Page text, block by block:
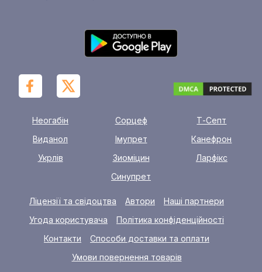
Неогабін Сорцеф
Т-Септ
Виданол
Імупрет
Канефрон
Укрлів
Зиоміцин
Ларфікс
Синупрет
Ліцензії та свідоцтва Автори
Наші партнери
Угода користувача
Політика конфіденційності
Контакти
Способи доставки та оплати
Умови повернення товарів